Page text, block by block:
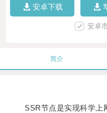
安卓下载
安卓
简介
SSR节点是实现科学上网